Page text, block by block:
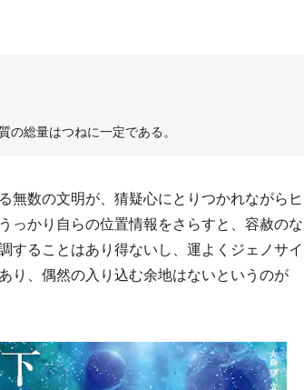
総量はつねに一定である。
数の文明が、猜疑心にとりつかれながらヒ
っかり自らの位置情報をさらすと、容赦のな
することはあり得ないし、運よくジェノサイ
り、偶然の入り込む余地はないというのが